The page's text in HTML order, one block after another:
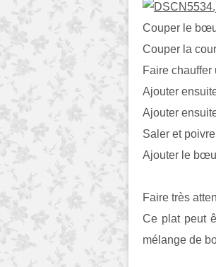
Couper le
Couper la
Faire chauffer
Ajouter
Ajouter
Saler et
Ajouter le
Faire très
Ce plat peut
mélange de